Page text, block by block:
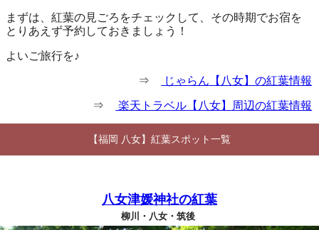
まずは、紅葉の見ごろをチェックして、その時期でお宿を
とりあえず予約しておきましょう！
よいご旅行を♪
⇒ じゃらん【八女】の紅葉情報
⇒ 楽天トラベル【八女】周辺の紅葉情報
【福岡 八女】紅葉スポット一覧
八女津媛神社の紅葉
柳川・八女・筑後